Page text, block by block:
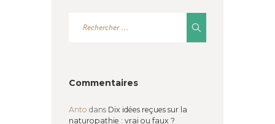
Commentaires
Anto dans Dix idées reçues sur la
naturopathie : vrai ou faux ?